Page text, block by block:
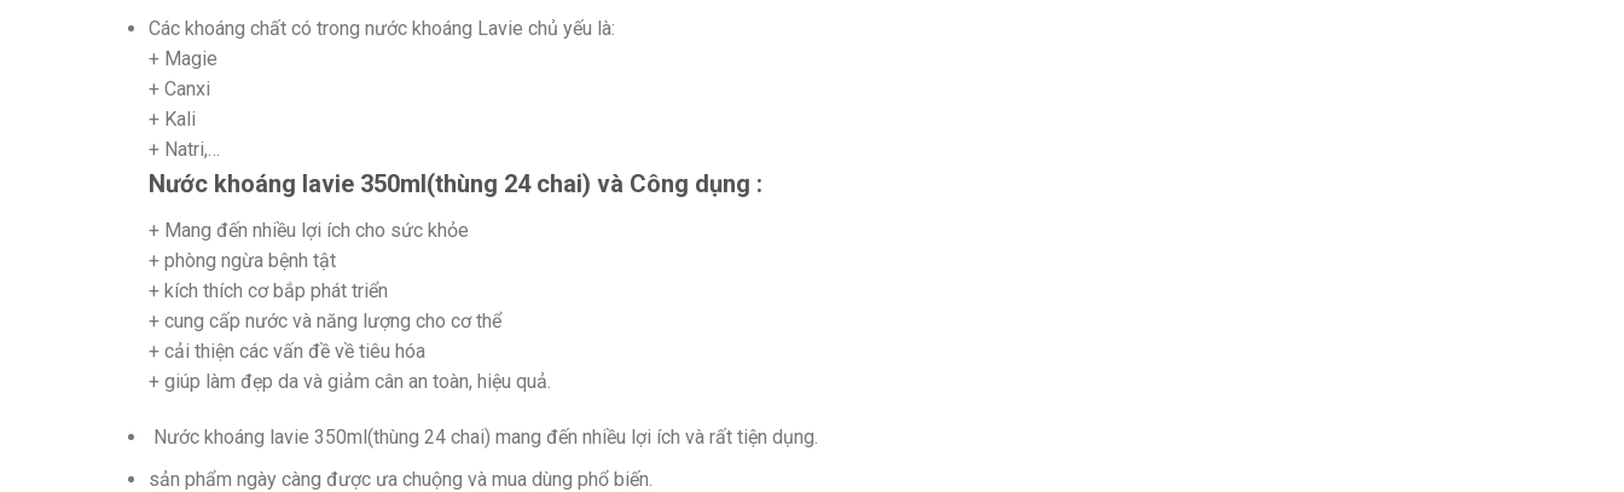
Các khoáng chất có trong nước khoáng Lavie chủ yếu là:
+ Magie
+ Canxi
+ Kali
+ Natri,…
Nước khoáng lavie 350ml(thùng 24 chai) và Công dụng :
+ Mang đến nhiều lợi ích cho sức khỏe
+ phòng ngừa bệnh tật
+ kích thích cơ bắp phát triển
+ cung cấp nước và năng lượng cho cơ thể
+ cải thiện các vấn đề về tiêu hóa
+ giúp làm đẹp da và giảm cân an toàn, hiệu quả.
Nước khoáng lavie 350ml(thùng 24 chai) mang đến nhiều lợi ích và rất tiện dụng.
sản phẩm ngày càng được ưa chuộng và mua dùng phổ biến.